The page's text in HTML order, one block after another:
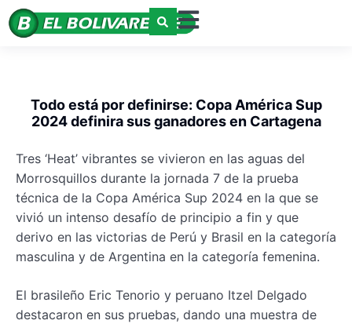
Todo está por definirse: Copa América Sup
2024 definira sus ganadores en Cartagena
Tres ‘Heat’ vibrantes se vivieron en las aguas del
Morrosquillos durante la jornada 7 de la prueba
técnica de la Copa América Sup 2024 en la que se
vivió un intenso desafío de principio a fin y que
derivo en las victorias de Perú y Brasil en la categoría
masculina y de Argentina en la categoría femenina.
El brasileño Eric Tenorio y peruano Itzel Delgado
destacaron en sus pruebas, dando una muestra de